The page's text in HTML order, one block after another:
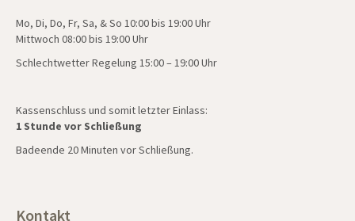
Mo, Di, Do, Fr, Sa, & So 10:00 bis 19:00 Uhr
Mittwoch 08:00 bis 19:00 Uhr
Schlechtwetter Regelung 15:00 – 19:00 Uhr
Kassenschluss und somit letzter Einlass:
1 Stunde vor Schließung
Badeende 20 Minuten vor Schließung.
Kontakt